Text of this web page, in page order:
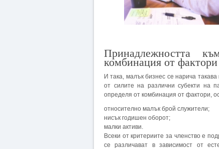
Принадлежността
комбинация от фактори
И така, малък бизнес се нарича
от силите на различни субекти на
определя от комбинация от фактори,
относително малък брой служители;
нисък годишен оборот;
малки активи.
Всеки от критериите за членство е
се различават в зависимост от